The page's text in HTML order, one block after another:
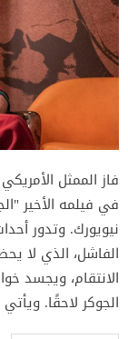
فاز الممثل
في فيلمه الأخير
نيويورك. وتدور
الفاشل، الذي لا
الانتقام، ويجسد
الجوكر لاحقًا. ويأتي